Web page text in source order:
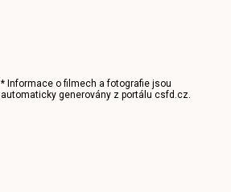
* Informace o filmech a fotografie jsou
automaticky generovány z portálucsfd.cz.